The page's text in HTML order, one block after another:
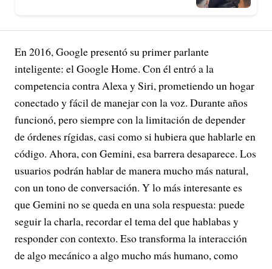
En 2016, Google presentó su primer parlante
inteligente: el Google Home. Con él entró a la
competencia contra Alexa y Siri, prometiendo un hogar
conectado y fácil de manejar con la voz. Durante años
funcionó, pero siempre con la limitación de depender
de órdenes rígidas, casi como si hubiera que hablarle en
código. Ahora, con Gemini, esa barrera desaparece. Los
usuarios podrán hablar de manera mucho más natural,
con un tono de conversación. Y lo más interesante es
que Gemini no se queda en una sola respuesta: puede
seguir la charla, recordar el tema del que hablabas y
responder con contexto. Eso transforma la interacción
de algo mecánico a algo mucho más humano, como